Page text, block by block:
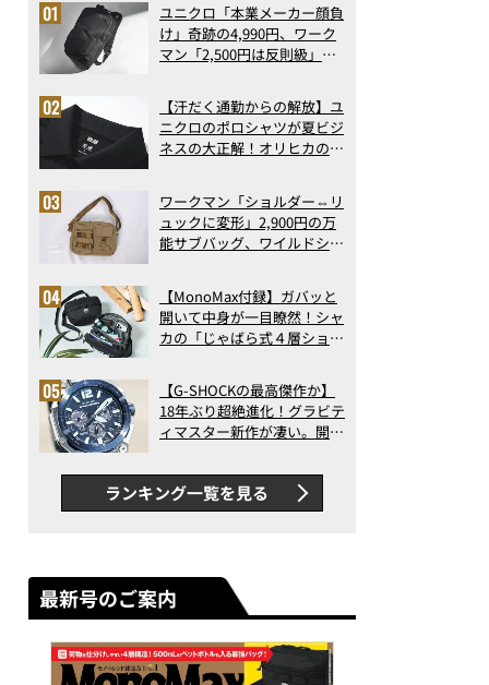
ユニクロ「本業メーカー顔負
け」奇跡の4,990円、ワーク
マン「2,500円は反則級」凄
ト3】（2026年6月版）
【汗だく通勤からの解放】ユ
ニクロのポロシャツが夏ビジ
ネスの大正解！オリヒカの透
アの実力
ワークマン「ショルダー⇔リ
ュックに変形」2,900円の万
能サブバッグ、ワイルドシン
記事ランキングベスト3】
（2026年6月版）
【MonoMax付録】ガバッと
開いて中身が一目瞭然！シャ
カの「じゃばら式４層ショル
った！
【G-SHOCKの最高傑作か】
18年ぶり超絶進化！グラビテ
ィマスター新作が凄い。開発
新ムーブメントの衝撃
ランキング一覧を見る
最新号のご案内